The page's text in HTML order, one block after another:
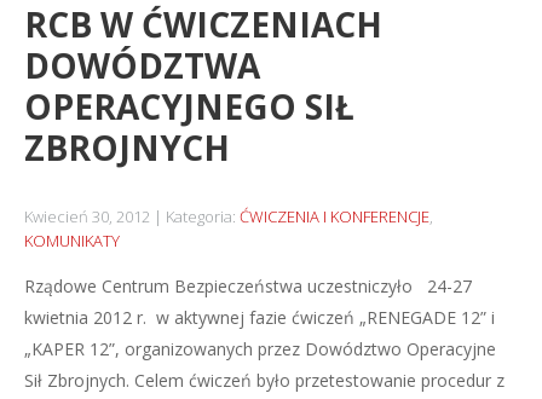
RCB W ĆWICZENIACH
DOWÓDZTWA
OPERACYJNEGO SIŁ
ZBROJNYCH
Kwiecień 30, 2012 Kategoria: ĆWICZENIA I KONFERENCJE,
KOMUNIKATY
Rządowe Centrum Bezpieczeństwa uczestniczyło 24-27
kwietnia 2012 r. w aktywnej fazie ćwiczeń „RENEGADE 12” i
„KAPER 12”, organizowanych przez Dowództwo Operacyjne
Sił Zbrojnych. Celem ćwiczeń było przetestowanie procedur z